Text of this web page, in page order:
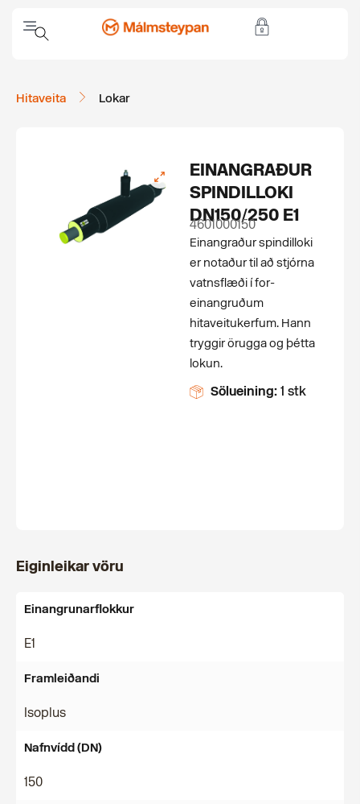
Hitaveita Lokar
EINANGRAÐUR
SPINDILLOKI
DN150/250 E1
4601000150
Einangraður spindilloki
er notaður til að stjórna
vatnsflæði í for­
einangruðum
hitaveitukerfum. Hann
tryggir örugga og þétta
lokun.
Sölueining:1 stk
Eiginleikar vöru
Einangrunarflokkur
E1
Framleiðandi
Isoplus
Nafnvídd (DN)
150